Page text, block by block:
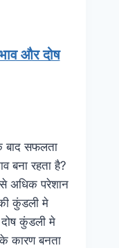
और दोष
बाद सफलता
बना रहता है?
अधिक परेशान
कुंडली मे
दोष कुंडली मे
कारण बनता